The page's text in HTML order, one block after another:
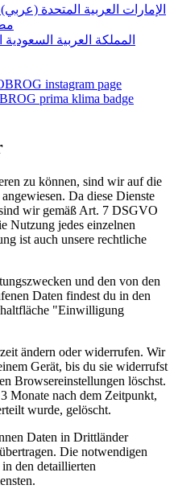
zu können, sind wir auf die
Da diese Dienste
wir gemäß Art. 7 DSGVO
Nutzung jedes einzelnen
ist auch unsere rechtliche
und den von den
Daten findest du in den
"Einwilligung
ändern oder widerrufen. Wir
Gerät, bis du sie widerrufst
Browsereinstellungen löschst.
Monate nach dem Zeitpunkt,
wurde, gelöscht.
Daten in Drittländer
Die notwendigen
den detaillierten